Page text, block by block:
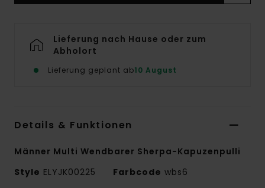
Lieferung nach Hause oder zum
Abholort
Lieferung geplant ab10 August
Details & Funktionen
Männer Multi Wendbarer Sherpa-Kapuzenpulli
Style ELYJK00225 Farbcode wbs6